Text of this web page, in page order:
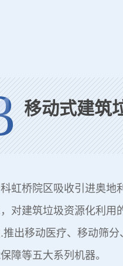
移动式建筑
虹桥院区吸收引进奥地
对建筑垃圾资源化利用
推出移动医疗、移动筛
障等五大系列机器。